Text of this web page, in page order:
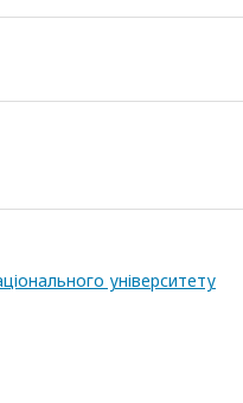
університету